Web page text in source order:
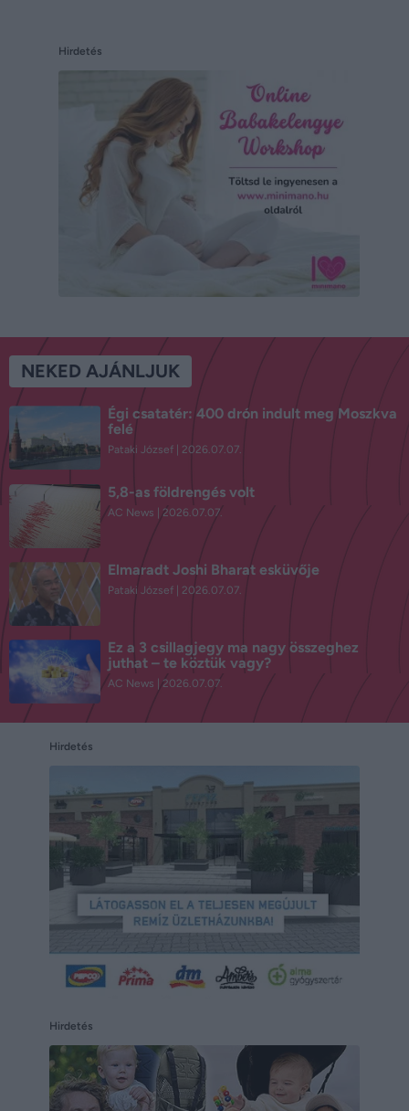
Hirdetés
NEKED AJÁNLJUK
Égi csatatér: 400 drón indult meg Moszkva
felé
Pataki József 2026.07.07.
5,8-as földrengés volt
AC News 2026.07.07.
Elmaradt Joshi Bharat esküvője
Pataki József 2026.07.07.
Ez a 3 csillagjegy ma nagy összeghez
juthat – te köztük vagy?
AC News 2026.07.07.
Hirdetés
Hirdetés